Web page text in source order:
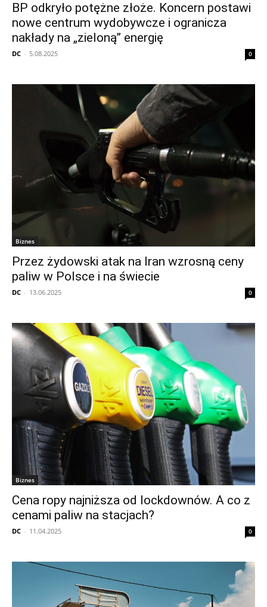
BP odkryło potężne złoże. Koncern postawi
nowe centrum wydobywcze i ogranicza
nakłady na „zieloną” energię
DC - 5.08.2025 0
Biznes
Przez żydowski atak na Iran wzrosną ceny
paliw w Polsce i na świecie
DC - 13.06.2025 0
Biznes
Cena ropy najniższa od lockdownów. A co z
cenami paliw na stacjach?
DC - 11.04.2025 0